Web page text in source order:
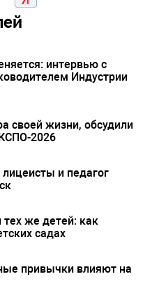
интервью с
Индустрии
своей жизни, обсудили
2026
и педагог
тех же детей: как
садах
привычки влияют на